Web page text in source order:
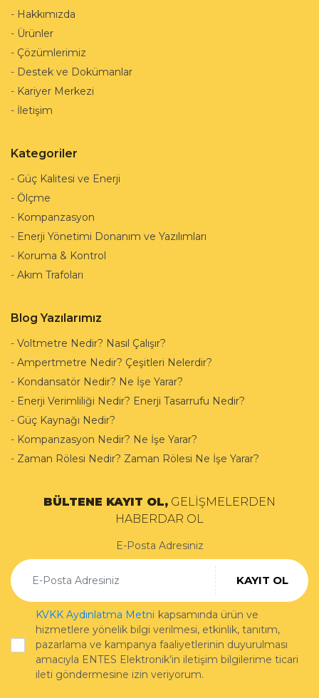
- Hakkımızda
- Ürünler
- Çözümlerimiz
- Destek ve Dokümanlar
- Kariyer Merkezi
- İletişim
Kategoriler
- Güç Kalitesi ve Enerji
- Ölçme
- Kompanzasyon
- Enerji Yönetimi Donanım ve Yazılımları
- Koruma & Kontrol
- Akım Trafoları
Blog Yazılarımız
- Voltmetre Nedir? Nasıl Çalışır?
- Ampertmetre Nedir? Çeşitleri Nelerdir?
- Kondansatör Nedir? Ne İşe Yarar?
- Enerji Verimliliği Nedir? Enerji Tasarrufu Nedir?
- Güç Kaynağı Nedir?
- Kompanzasyon Nedir? Ne İşe Yarar?
- Zaman Rölesi Nedir? Zaman Rölesi Ne İşe Yarar?
BÜLTENE KAYIT OL, GELİŞMELERDEN
HABERDAR OL
E-Posta Adresiniz
KAYIT OL
KVKK Aydınlatma Metni kapsamında ürün ve
hizmetlere yönelik bilgi verilmesi, etkinlik, tanıtım,
pazarlama ve kampanya faaliyetlerinin duyurulması
amacıyla ENTES Elektronik’in iletişim bilgilerime ticari
ileti göndermesine izin veriyorum.